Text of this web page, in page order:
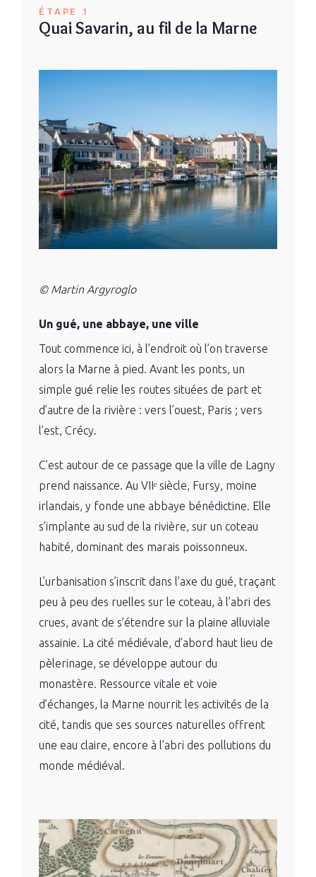
ÉTAPE 1
Quai Savarin, au fil de la Marne
© Martin Argyroglo
Un gué, une abbaye, une ville
Tout commence ici, à l’endroit où l’on traverse
alors la Marne à pied. Avant les ponts, un
simple gué relie les routes situées de part et
d’autre de la rivière : vers l’ouest, Paris ; vers
l’est, Crécy.
C’est autour de ce passage que la ville de Lagny
prend naissance. Au VIIᵉ siècle, Fursy, moine
irlandais, y fonde une abbaye bénédictine. Elle
s’implante au sud de la rivière, sur un coteau
habité, dominant des marais poissonneux.
L’urbanisation s’inscrit dans l’axe du gué, traçant
peu à peu des ruelles sur le coteau, à l’abri des
crues, avant de s’étendre sur la plaine alluviale
assainie. La cité médiévale, d’abord haut lieu de
pèlerinage, se développe autour du
monastère. Ressource vitale et voie
d’échanges, la Marne nourrit les activités de la
cité, tandis que ses sources naturelles offrent
une eau claire, encore à l’abri des pollutions du
monde médiéval.